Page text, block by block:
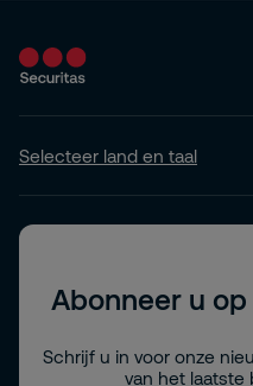
Selecteer land en taal
Abonneer u
Schrijf u in voor onze
van het laatste